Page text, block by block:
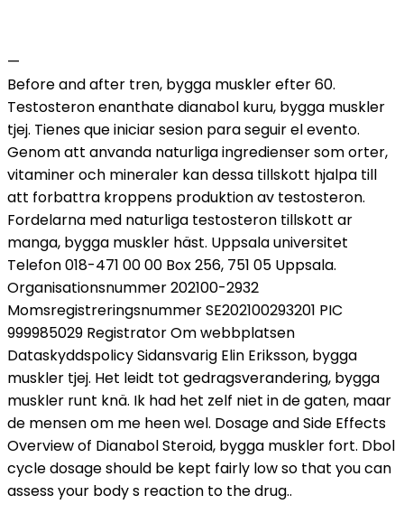
—
Before and after tren, bygga muskler efter 60.
Testosteron enanthate dianabol kuru, bygga muskler
tjej. Tienes que iniciar sesion para seguir el evento.
Genom att anvanda naturliga ingredienser som orter,
vitaminer och mineraler kan dessa tillskott hjalpa till
att forbattra kroppens produktion av testosteron.
Fordelarna med naturliga testosteron tillskott ar
manga, bygga muskler häst. Uppsala universitet
Telefon 018-471 00 00 Box 256, 751 05 Uppsala.
Organisationsnummer 202100-2932
Momsregistreringsnummer SE202100293201 PIC
999985029 Registrator Om webbplatsen
Dataskyddspolicy Sidansvarig Elin Eriksson, bygga
muskler tjej. Het leidt tot gedragsverandering, bygga
muskler runt knä. Ik had het zelf niet in de gaten, maar
de mensen om me heen wel. Dosage and Side Effects
Overview of Dianabol Steroid, bygga muskler fort. Dbol
cycle dosage should be kept fairly low so that you can
assess your body s reaction to the drug..